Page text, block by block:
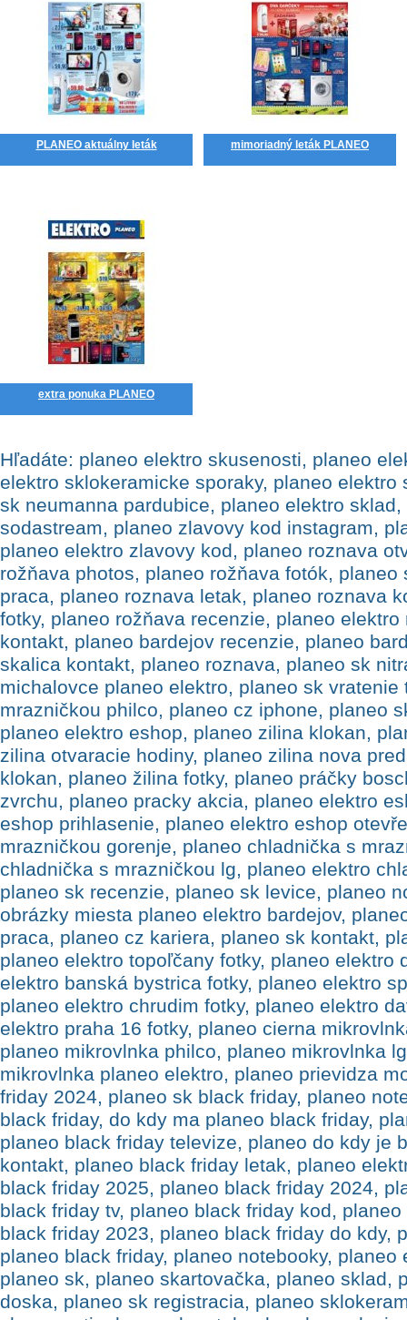
PLANEO aktuálny leták mimoriadný leták PLANEO
extra ponuka PLANEO
Hľadáte: planeo elektro skusenosti, planeo elektro sk kontakt, planeo elektro sklokeramicke sporaky, planeo elektro skartovačka, planeo elektro sk neumanna pardubice, planeo elektro sklad, planeo skylink, planeo sk sodastream, planeo zlavovy kod instagram, planeo zlavovy kod facebook, planeo elektro zlavovy kod, planeo roznava otvaracie hodiny, planeo rožňava photos, planeo rožňava fotók, planeo sk pracky, planeo roznava praca, planeo roznava letak, planeo roznava kontakt, planeo rožňava fotky, planeo rožňava recenzie, planeo elektro roznava, planeo bardejov kontakt, planeo bardejov recenzie, planeo bardejov televizory, planeo skalica kontakt, planeo roznava, planeo sk nitra, planeo sk letak, michalovce planeo elektro, planeo sk vratenie tovaru, planeo chladnička s mrazničkou philco, planeo cz iphone, planeo sklad ziar nad hronom, online planeo elektro eshop, planeo zilina klokan, planeo zilina aupark, planeo zilina otvaracie hodiny, planeo zilina nova predajna, planeo zilina oc klokan, planeo žilina fotky, planeo práčky bosch, planeo pracky plnene zvrchu, planeo pracky akcia, planeo elektro eshop sk, planeo elektro eshop prihlasenie, planeo elektro eshop otevřené, planeo chladnička s mrazničkou gorenje, planeo chladnička s mrazničkou hore, planeo chladnička s mrazničkou lg, planeo elektro chladnička s mrazničkou, planeo sk recenzie, planeo sk levice, planeo notebook windows 11, obrázky miesta planeo elektro bardejov, planeo nitra mobily, planeo nitra praca, planeo cz kariera, planeo sk kontakt, planeo elektro šaľa fotky, planeo elektro topoľčany fotky, planeo elektro dolný kubín fotky, planeo elektro banská bystrica fotky, planeo elektro spišská nová ves fotky, planeo elektro chrudim fotky, planeo elektro david urban fotky, planeo elektro praha 16 fotky, planeo cierna mikrovlnka, planeo mikrovlnka mora, planeo mikrovlnka philco, planeo mikrovlnka lg, planeo mikrovlnka beko, mikrovlnka planeo elektro, planeo prievidza mobily, planeo elektro black friday 2024, planeo sk black friday, planeo notebook na splátky, planeo cz black friday, do kdy ma planeo black friday, planeo black friday 2022, planeo black friday televize, planeo do kdy je black friday, planeo elektro kontakt, planeo black friday letak, planeo elektro black friday 2025, planeo black friday 2025, planeo black friday 2024, planeo cz registrace, planeo black friday tv, planeo black friday kod, planeo black friday kupon, planeo black friday 2023, planeo black friday do kdy, planeo sk zlavovy kod, planeo black friday, planeo notebooky, planeo elektro televizory akcia, planeo sk, planeo skartovačka, planeo sklad, planeo sklokeramicka doska, planeo sk registracia, planeo sklokeramicky sporak, planeo skusenosti, planeo sk notebooky, planeo levice chladničky, planeo namestovo recenzie, planeo elektro sk, planeo elektro fotky, planeo sk prievidza, planeo cz praha, planeo korzo prievidza, planeo sk zlavovy kupon, planeo partizánske otváracie hodiny, planeo cz sleva, planeo notebooky lenovo, planeo notebooky asus, planeo notebook apple, planeo notebook msi, planeo notebooky hp, planeo elektro šaľa, planeo televízory smart, planeo chladnička s mrazničkou electrolux, planeo michalovce chladničky, planeo chladnička s mrazničkou no frost, planeo chladnička s mrazničkou akcia, planeo partizánske, planeo elektro partizánske otvaracie hodiny, planeo kosice televizory, planeo televizory akcia samsung, planeo elektro bardejov photos, recenzie firmy planeo elektro bardejov, planeo elektro michalovce televizory, planeo trnava nova ulica, planeo kosice furca, planeo kosice pracky, planeo kosice napajadla, predajňa planeo prievidza, recenzie firmy planeo prievidza, planeo kontakt, planeo kontaktny gril, planeo kontakt nitra, planeo kontakt bratislava, planeo namestovo brigada, planeo namestovo praca, namestovo planeo elektro, planeo trnava s1, planeo sodastream stary za novy, planeo nové mesto nad váhom kontakt, planeo elektro nové mesto nad váhom fotky, planeo sk nove mesto nad vahom, recenzie firmy planeo elektro nové mesto nad váhom, planeo elektro nové mesto nad váhom photos, planeo elektro galanta photos, planeo elektro galanta ~~~~, malá chladnička s mrazničkou planeo, chladnička s mrazničkou no frost planeo, planeo elektro sodastream, planeo galanta praca, planeo chladnička s mrazničkou bosch, planeo chladnička s mrazničkou mala, americká chladnička s mrazničkou planeo, chladnička s mrazničkou dole planeo, planeo cz vsetin, planeo cz notebook, planeo cz predajne, planeo cz sluchatka, planeo sodastream lahve, planeo sodastream akcia, planeo sodastream bombicka, planeo sodastream vymena stary za novy, planeo sodastream zlava, planeo sodastream akce, planeo sk namestovo, planeo cz výprodej, planeo kupon, planeo kupon 1000, planeo cz kupon, slevový kupon planeo elektro, slevové kupony planeo elektro, planeo zvolen klokan, planeo zvolenska cesta, planeo zvolen oc klokan, planeo zvolen nova predajna, planeo zvolen otvorenie, planeo zvolen nove, planeo zvolen námestie snp 9690 63, planeo kosice optima, planeo vysavac do bazena, planeo michalovce pracky, lg televízory planeo, planeo trnava s1 center východná 9902 5, obrázky miesta planeo trnava s1 center, planeo s1 centrum trnava, planeo kosice toryska, planeo košice shopbox herlianska 60, planeo elektro michalovce képek, planeo elektro zlaté moravce otváracie hodiny, planeo cz pracky, planeo topolcany otvaracie hodiny, planeo predajne trnava, planeo košice shopbox, planeo košice galéria toryská 5, planeo mikrovlnka, planeo mikrovlnka sencor, planeo mikrovlnka samsung, planeo mikrovlnka whirlpool, planeo mikrovlnka gorenje, planeo vstavana mikrovlnka, planeo retro mikrovlnka, vestavná mikrovlnka planeo, planeo trnava s1 center, planeo trnava ferka urbanka, planeo trnava vychodna, planeo sk trnava, planeo zlaté moravce otváracie hodiny, recenzie firmy planeo elektro michalovce, planeo galanta vysavace, planeo chladnička s mrazničkou samsung, planeo chladnička s mrazničkou beko, vstavaná chladnička s mrazničkou planeo, chladnička s mrazničkou gorenje planeo, planeo topolcany recenzie, planeo smart hodinky, planeo smart hodinky damske, planeo smart hodinky panske, planeo detske smart hodinky, planeo cz šrotovné, planeo elektro dubnica nad váhom recenzie, planeo elektro senica produkty, planeo televízory tcl, planeo elektro ziar nad hronom recenzie, planeo elektro praca recenzie, planeo elektro ružomberok recenzie, planeo elektro ilava recenzie, planeo elektro šaľa recenzie, planeo elektro dolný kubín recenzie, planeo elektro zlaté moravce recenzie, planeo pracky whirlpool, planeo pracky spredu plnene, planeo